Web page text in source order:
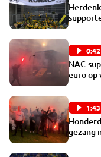
0:42
NAC-
euro op
1:43
gezang